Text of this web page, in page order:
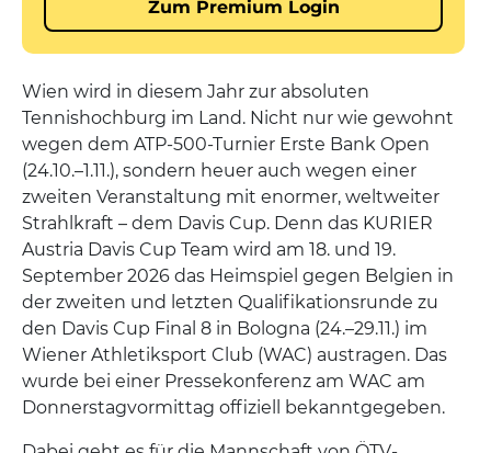
Wien wird in diesem Jahr zur absoluten
Tennishochburg im Land. Nicht nur wie gewohnt
wegen dem ATP-500-Turnier Erste Bank Open
(24.10.–1.11.), sondern heuer auch wegen einer
zweiten Veranstaltung mit enormer, weltweiter
Strahlkraft – dem Davis Cup. Denn das KURIER
Austria Davis Cup Team wird am 18. und 19.
September 2026 das Heimspiel gegen Belgien in
der zweiten und letzten Qualifikationsrunde zu
den Davis Cup Final 8 in Bologna (24.–29.11.) im
Wiener Athletiksport Club (WAC) austragen. Das
wurde bei einer Pressekonferenz am WAC am
Donnerstagvormittag offiziell bekanntgegeben.